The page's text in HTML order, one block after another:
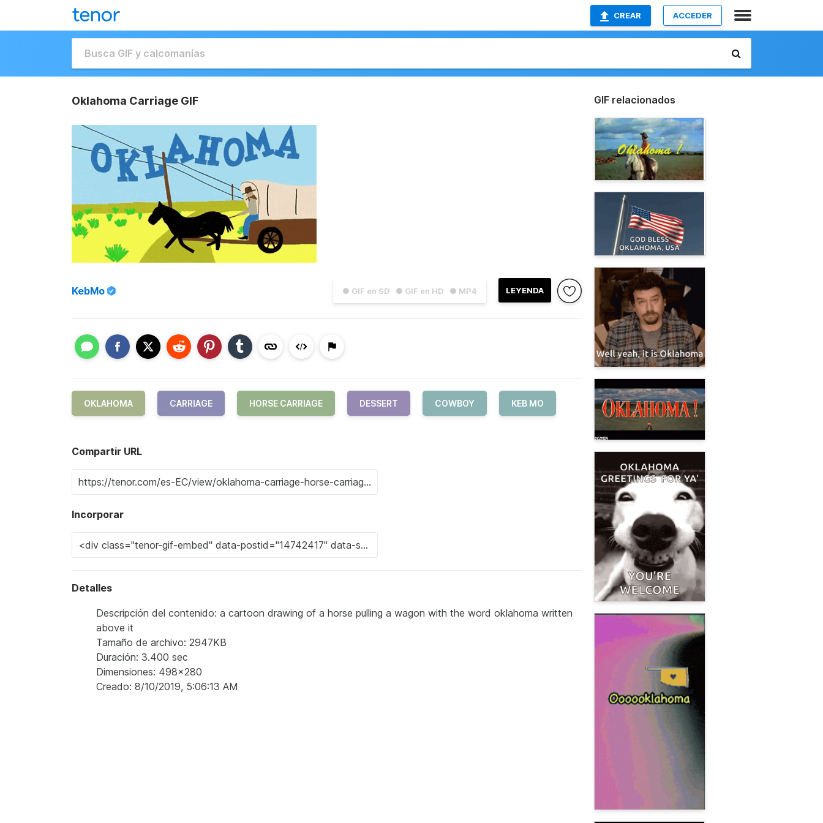
CREAR ACCEDER
Oklahoma Carriage GIF
● GIF en SD ● GIF en HD ● MP4 LEYENDA
KebMo
OKLAHOMA CARRIAGE HORSE CARRIAGE DESSERT COWBOY KEB MO
Compartir URL
Incorporar
Detalles
Descripción del contenido: a cartoon drawing of a horse pulling a wagon with the word oklahoma written
above it
Tamaño de archivo: 2947KB
Duración: 3.400 sec
Dimensiones: 498x280
Creado: 8/10/2019, 5:06:13 AM
GIF relacionados